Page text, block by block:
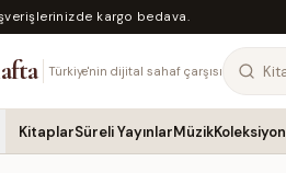
kargo bedava.
Türkiye'nin dijital sahaf çarşısı
KitaplarSüreli YayınlarMüzikKoleksiyon